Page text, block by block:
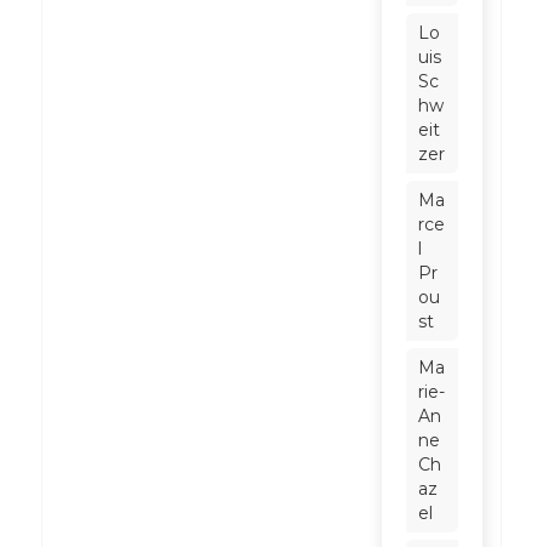
Lo
uis
Sc
hw
eit
zer
Ma
rce
l
Pr
ou
st
Ma
rie-
An
ne
Ch
az
el